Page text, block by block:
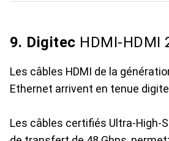
9. Digitec HDMI-HDMI
Les câbles HDMI de la
Ethernet arrivent en tenue
Les câbles certifiés Ultra-High-